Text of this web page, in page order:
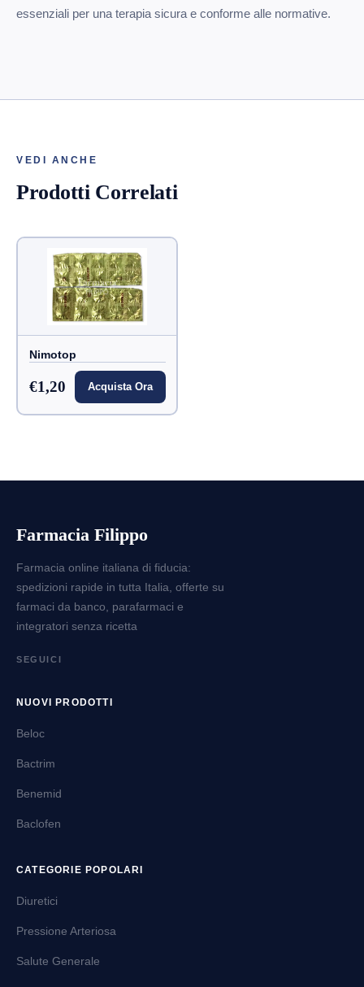
essenziali per una terapia sicura e conforme alle normative.
VEDI ANCHE
Prodotti Correlati
Nimotop
€1,20 Acquista Ora
Farmacia Filippo
Farmacia online italiana di fiducia:
spedizioni rapide in tutta Italia, offerte su
farmaci da banco, parafarmaci e
integratori senza ricetta
SEGUICI
NUOVI PRODOTTI
Beloc
Bactrim
Benemid
Baclofen
CATEGORIE POPOLARI
Diuretici
Pressione Arteriosa
Salute Generale